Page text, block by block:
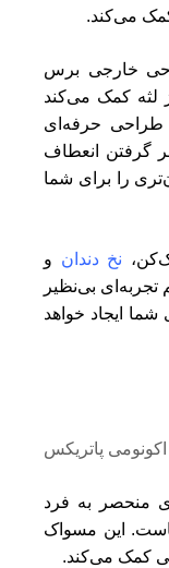
می‌کند.
خارجی برس
لثه کمک می‌کند
طراحی حرفه‌ای
گرفتن انعطاف
را برای شما
نخ دندان و
بی‌نظیر
ایجاد خواهد
منحصر به فرد
این مسواک
کمک می‌کند.